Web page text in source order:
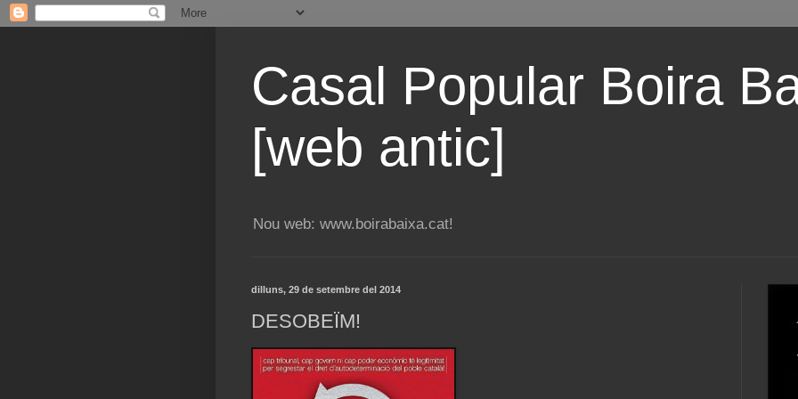
Casal Popular Boira
[web antic]
Nou web: www.boirabaixa.cat!
dilluns, 29 de setembre del 2014
DESOBEÏM!